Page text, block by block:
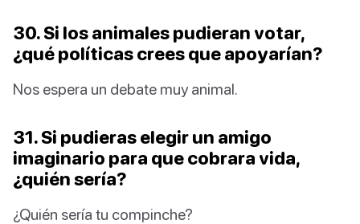
30. Si los animales pudieran votar,
¿qué políticas crees que apoyarían?
Nos espera un debate muy animal.
31. Si pudieras elegir un amigo
imaginario para que cobrara vida,
¿quién sería?
¿Quién sería tu compinche?